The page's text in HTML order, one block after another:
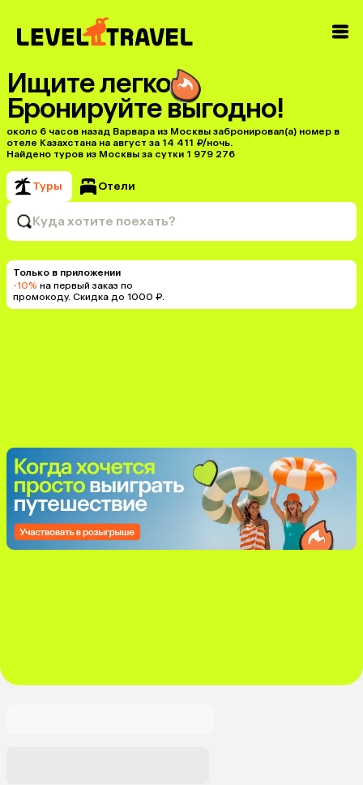
Ищите легко
Бронируйте выгодно!
около 6 часов назад Варвара из Москвы забронировал(а) номер в
отеле Казахстана на август за 14 411 ₽/ночь.
Найдено туров из Москвы за сутки 1 979 276
Туры Отели
Куда хотите поехать?
Только в приложении
-10% на первый заказ по
промокоду. Скидка до 1000 ₽.